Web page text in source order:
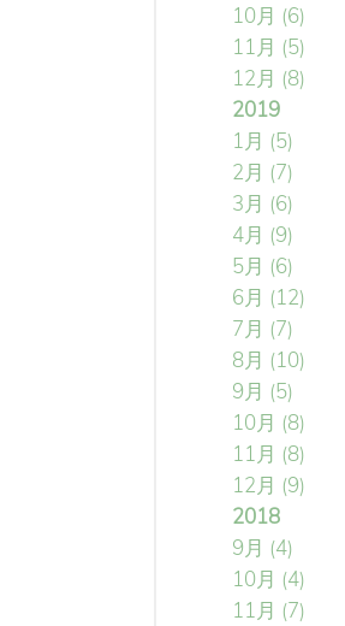
10月 (6)
11月 (5)
12月 (8)
2019
1月 (5)
2月 (7)
3月 (6)
4月 (9)
5月 (6)
6月 (12)
7月 (7)
8月 (10)
9月 (5)
10月 (8)
11月 (8)
12月 (9)
2018
9月 (4)
10月 (4)
11月 (7)